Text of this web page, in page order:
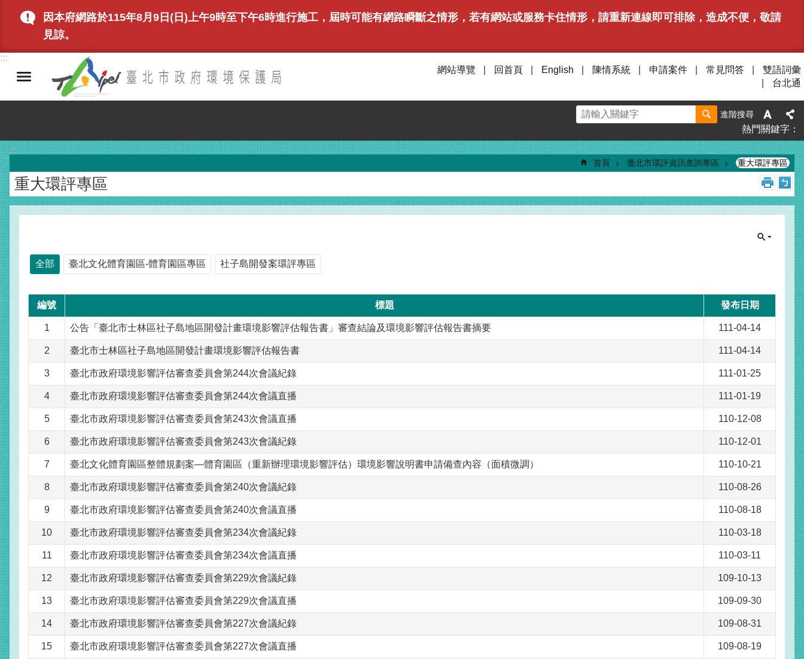
跳到主要內容區塊
因本府網路於115年8月9日(日)上午9時至下午6時進行施工，屆時可能有網路瞬斷之情形，若有網站或服務卡住情形，請重新連線即可排除，造成不便，敬請
見諒。
:::
網站導覽
回首頁 English 陳情系統 申請案件 常見問答
雙語詞彙
台北通
進階搜尋
熱門關鍵字
:::
首頁 臺北市環評資訊查詢專區 重大環評專區
重大環評專區
全部 臺北文化體育園區-體育園區專區 社子島開發案環評專區
編號 標題 發布日期
1 公告「臺北市士林區社子島地區開發計畫環境影響評估報告書」審查結論及環境影響評估報告書摘要 111-04-14
2 臺北市士林區社子島地區開發計畫環境影響評估報告書 111-04-14
3 臺北市政府環境影響評估審查委員會第244次會議紀錄 111-01-25
4 臺北市政府環境影響評估審查委員會第244次會議直播 111-01-19
5 臺北市政府環境影響評估審查委員會第243次會議直播 110-12-08
6 臺北市政府環境影響評估審查委員會第243次會議紀錄 110-12-01
7 臺北文化體育園區整體規劃案—體育園區（重新辦理環境影響評估）環境影響說明書申請備查內容（面積微調） 110-10-21
8 臺北市政府環境影響評估審查委員會第240次會議紀錄 110-08-26
9 臺北市政府環境影響評估審查委員會第240次會議直播 110-08-18
10 臺北市政府環境影響評估審查委員會第234次會議紀錄 110-03-18
11 臺北市政府環境影響評估審查委員會第234次會議直播 110-03-11
12 臺北市政府環境影響評估審查委員會第229次會議紀錄 109-10-13
13 臺北市政府環境影響評估審查委員會第229次會議直播 109-09-30
14 臺北市政府環境影響評估審查委員會第227次會議紀錄 109-08-31
15 臺北市政府環境影響評估審查委員會第227次會議直播 109-08-19